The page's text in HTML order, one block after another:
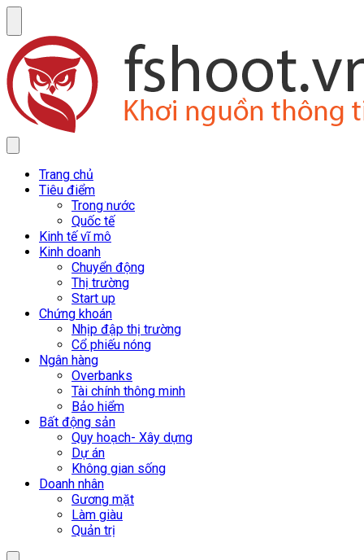
Trang chủ
Tiêu điểm
Trong nước
Quốc tế
Kinh tế vĩ mô
Kinh doanh
Chuyển động
Thị trường
Start up
Chứng khoán
Nhịp đập thị trường
Cổ phiếu nóng
Ngân hàng
Overbanks
Tài chính thông minh
Bảo hiểm
Bất động sản
Quy hoạch- Xây dựng
Dự án
Không gian sống
Doanh nhân
Gương mặt
Làm giàu
Quản trị